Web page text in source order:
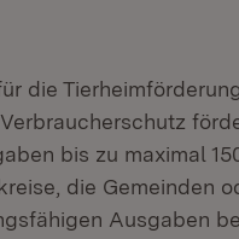
die
bis zu maximal
die Gemeinden
Ausgaben